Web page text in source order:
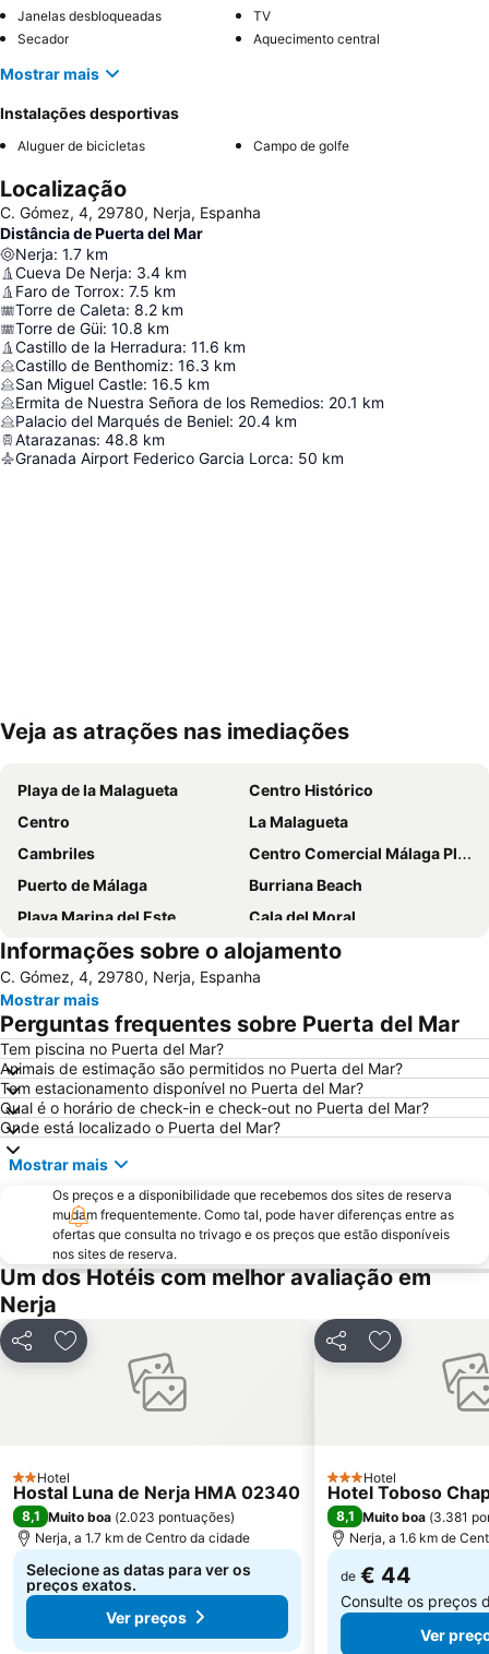
Janelas desbloqueadas
TV
Secador
Aquecimento central
Mostrar mais
Instalações desportivas
Aluguer de bicicletas Campo de golfe
Localização
C. Gómez, 4, 29780, Nerja, Espanha
Distância de Puerta del Mar
Nerja: 1.7 km
Cueva De Nerja: 3.4 km
Faro de Torrox: 7.5 km
Torre de Caleta: 8.2 km
Torre de Güi: 10.8 km
Castillo de la Herradura: 11.6 km
Castillo de Benthomiz: 16.3 km
San Miguel Castle: 16.5 km
Ermita de Nuestra Señora de los Remedios: 20.1 km
Palacio del Marqués de Beniel: 20.4 km
Atarazanas: 48.8 km
Granada Airport Federico Garcia Lorca: 50 km
Ampliar mapa
Veja as atrações nas imediações
Playa de la Malagueta
Centro Histórico
Centro
La Malagueta
Cambriles
Centro Comercial Málaga Plaza
Puerto de Málaga
Burriana Beach
Playa Marina del Este
Cala del Moral
Catedral da Encarnação
Pedregalejo
Carabeillo
Balcão de Europa
Playa de poniente de Motril
Motril
Vialia Estación María Zambrano
El Palo
Museo de Artes Marineras de Torre de Benagalbón
Baños del Carmen
El Morche
Benajarafe
Distrito Este
Arena of La Malagueta
Alcazaba
Semana Santa
Rincón de la Victoria
La Caleta
Plaza de la Marina
Navidad
San Pedro
Calahonda
Torrenueva
Estación de autobuses
San Cristóbal
Palacete La Najarra
Complejo Deportivo Piscina Cubierta
Maro
Cotobro
Castillo de Salobreña
Pantano La Viñuela
Granada
Añoreta Golf
Informações sobre o alojamento
C. Gómez, 4, 29780, Nerja, Espanha
Mostrar mais
Perguntas frequentes sobre Puerta del Mar
Tem piscina no Puerta del Mar?
Animais de estimação são permitidos no Puerta del Mar?
Tem estacionamento disponível no Puerta del Mar?
Qual é o horário de check-in e check-out no Puerta del Mar?
Onde está localizado o Puerta del Mar?
Mostrar mais
Os preços e a disponibilidade que recebemos dos sites de reserva
mudam frequentemente. Como tal, pode haver diferenças entre as
ofertas que consulta no trivago e os preços que estão disponíveis
nos sites de reserva.
Um dos Hotéis com melhor avaliação em
Nerja
PartilharAdicionar aos favoritos
2 Estrelas
Hotel
Hostal Luna de Nerja HMA 02340
8,1 Muito boa (2.023 pontuações)
Nerja, a 1.7 km de Centro da cidade
Selecione as datas para ver os
preços exatos.
Ver preços
PartilharAdicionar
3 Estrelas
Hotel
Hotel Toboso
8,1 Muito boa (3.381
Nerja, a 1.6 km de
de € 44
Consulte os preços
Ver